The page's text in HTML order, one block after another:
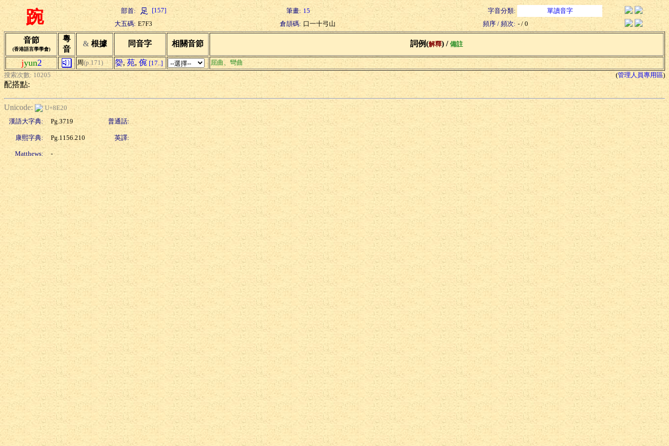
踠 部首: [157] 筆畫: 15 字音分類:
單讀音字
大五碼: E7F3 倉頡碼: 口一十弓山 頻序 / 頻次: - / 0
音節
(香港語言學學會)
粵
音
& 根據 同音字 相關音節 詞例(解釋) / 備註
jyun2 周(p.171) 妴, 苑, 倇 [17..]
屈曲、彎曲
搜索次數: 10205
(管理人員專用區)
配搭點:
Unicode:
U+8E20
漢語大字典:
Pg.3719 普通話:
康熙字典: Pg.1156.210 英譯:
Matthews: -